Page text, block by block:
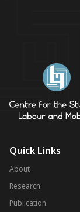
Quick Links
About
Research
Publication